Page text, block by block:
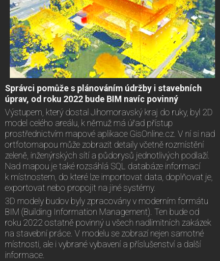
Správci pomůže s plánováním údržby i stavebních
úprav, od roku 2022 bude BIM navíc povinný
Výstupem, který dostal Jihomoravský kraj do ruky, byl 2D
model celého areálu, k němuž má úřad přístup
prostřednictvím mapové aplikace GisOnline.cz. V ní si nad
ortfotomapou může zobrazit detaily včetně rozmístění
zeleně, inženýrských sítí a půdorysů jednotlivých podlaží.
Nad mapou je také rozsáhlá SQL databáze informací
k místnostem, do které lze importovat data, doplňovat je,
exportovat nebo propojit na jiné systémy.
3D modely budov byly zpracovány v moderním formátu
BIM (Building Information Management). Ten bude od
roku 2022 ostatně povinný u všech nadlimitních zakázek
na stavební práce. V modelu se zobrazí nejen samotné
místnosti, ale i vybrané vybavení a příslušenství a další
informace.